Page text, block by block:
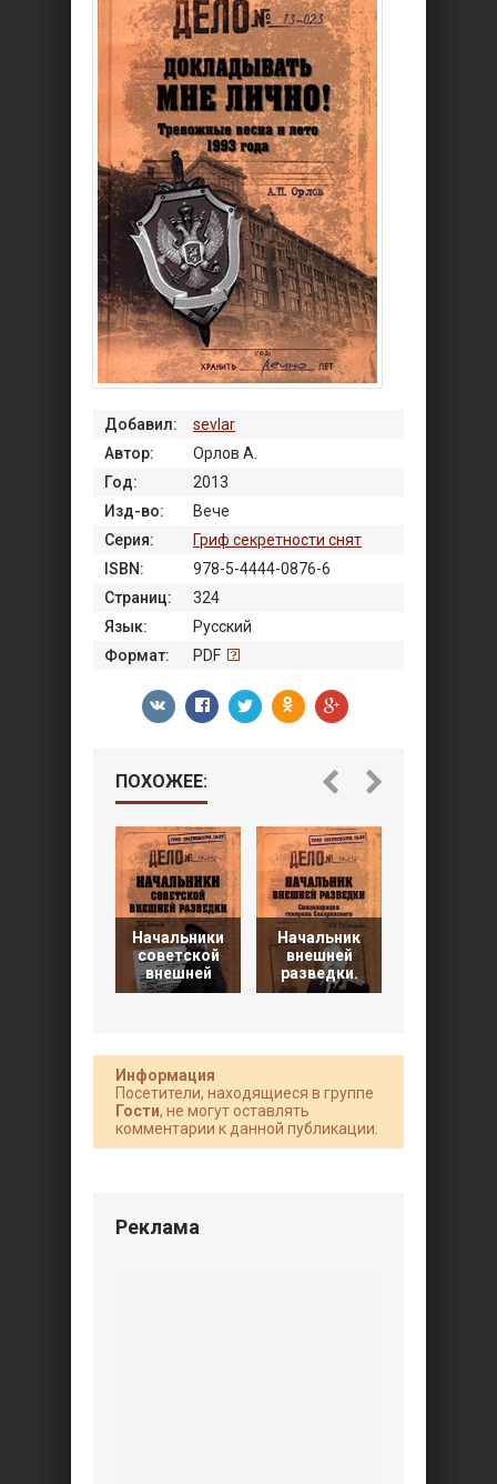
Добавил:
sevlar
Автор:
Орлов А.
Год:
2013
Изд-во:
Вече
Серия:
Гриф секретности снят
ISBN:
978-5-4444-0876-6
Страниц:
324
Язык:
Русский
Формат:
PDF
ПОХОЖЕЕ:
Начальники
советской
внешней
Начальник
внешней
разведки.
Информация
Посетители, находящиеся в группе
Гости, не могут оставлять
комментарии к данной публикации.
Реклама